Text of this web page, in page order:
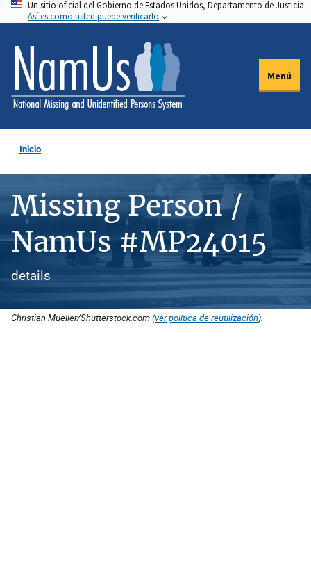
Pasar
al
contenido
principal
Un sitio oficial del Gobierno de Estados Unidos, Departamento de Justicia.
Así es como usted puede verificarlo
Menú
Inicio
Missing Person /
NamUs #MP24015
details
Christian Mueller/Shutterstock.com (ver política de reutilización).